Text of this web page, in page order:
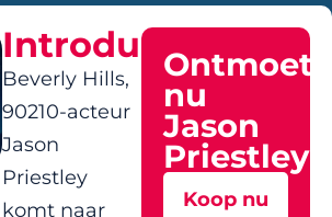
Introductie
Beverly Hills,
90210-acteur
Jason
Priestley
komt naar
Ontmoet
nu
Jason
Priestley?
Koop nu